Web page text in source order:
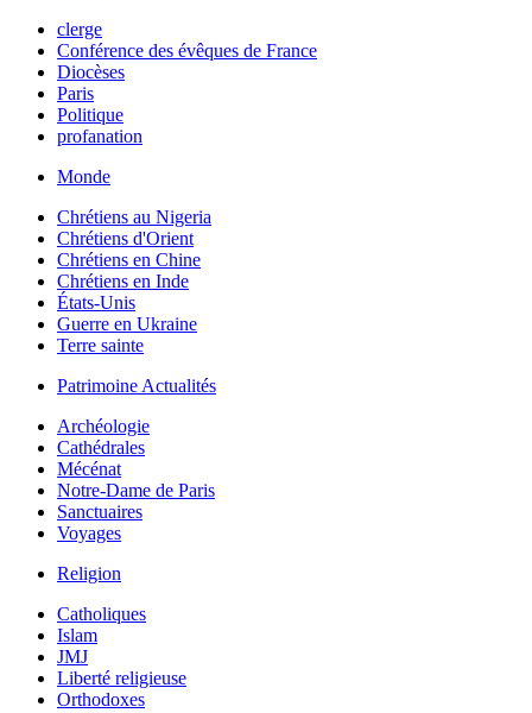
clerge
Conférence des évêques de France
Diocèses
Paris
Politique
profanation
Monde
Chrétiens au Nigeria
Chrétiens d'Orient
Chrétiens en Chine
Chrétiens en Inde
États-Unis
Guerre en Ukraine
Terre sainte
Patrimoine Actualités
Archéologie
Cathédrales
Mécénat
Notre-Dame de Paris
Sanctuaires
Voyages
Religion
Catholiques
Islam
JMJ
Liberté religieuse
Orthodoxes